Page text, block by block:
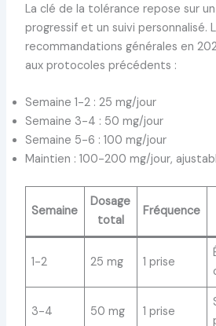
La clé de la tolérance repose sur
progressif et un suivi personnalisé.
recommandations générales en
aux protocoles précédents :
Semaine 1-2 : 25 mg/jour
Semaine 3-4 : 50 mg/jour
Semaine 5-6 : 100 mg/jour
Maintien : 100-200 mg/jour,
Semaine
Dosage
total
Fréquence
1-2 25 mg 1 prise
3-4 50 mg 1 prise